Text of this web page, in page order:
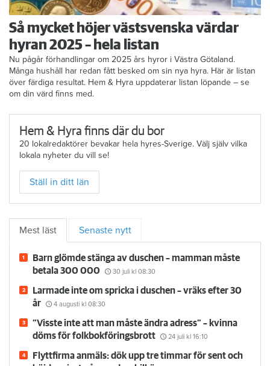
Så mycket höjer västsvenska värdar
hyran 2025 – hela listan
Nu pågår förhandlingar om 2025 års hyror i Västra Götaland.
Många hushåll har redan fått besked om sin nya hyra. Här är listan
över färdiga resultat. Hem & Hyra uppdaterar listan löpande – se
om din värd finns med.
Hem & Hyra finns där du bor
20 lokalredaktörer bevakar hela hyres-Sverige. Välj själv vilka
lokala nyheter du vill se!
Ställ in ditt län
Mest läst Senaste nytt
Barn glömde stänga av duschen – mamman måste
betala 300 000
30 juli kl 08:30
Larmade inte om spricka i duschen – vräks efter 30
år
4 augusti kl 08:30
”Visste inte att man måste ändra adress” – kvinna
döms för folkbokföringsbrott
24 juli kl 16:10
Flyttfirma anmäls: dök upp tre timmar för sent och